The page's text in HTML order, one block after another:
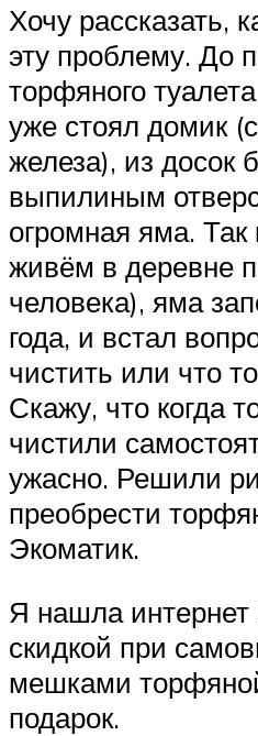
Хочу рассказать,
эту проблему. До
торфяного
уже стоял домик
железа), из досок
выпилиным
огромная яма.
живём в деревне
человека), яма
года, и встал
чистить или что
Скажу, что когда
чистили
ужасно. Решили
преобрести
Экоматик.
Я нашла интернет
скидкой при
мешками
подарок.